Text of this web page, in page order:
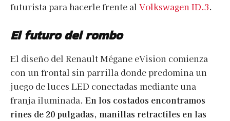
futurista para hacerle frente al Volkswagen ID.3.
El futuro del rombo
El diseño del Renault Mégane eVision comienza
con un frontal sin parrilla donde predomina un
juego de luces LED conectadas mediante una
franja iluminada. En los costados encontramos
rines de 20 pulgadas, manillas retractiles en las